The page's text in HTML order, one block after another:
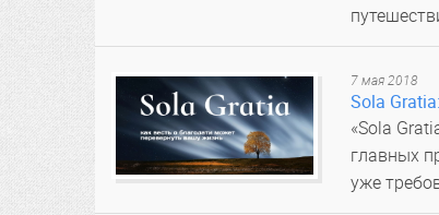
7 мая 2018
Sola
«Sola
главных
уже